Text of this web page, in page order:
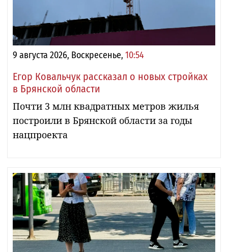
9 августа 2026, Воскресенье, 10:54
Егор Ковальчук рассказал о новых стройках
в Брянской области
Почти 3 млн квадратных метров жилья
построили в Брянской области за годы
нацпроекта